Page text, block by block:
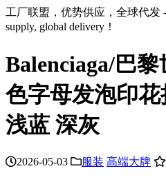
工厂联盟，优势供应，全球代发 -
supply, global delivery！
Balenciaga/巴
色字母发泡印
浅蓝 深灰
2026-05-03 服装 高端大牌